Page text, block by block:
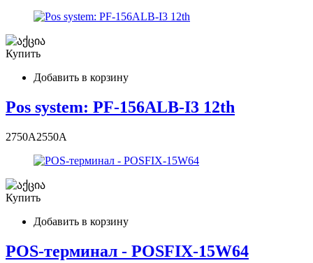
Купить
Добавить в корзину
Pos system: PF-156ALB-I3 12th
2750A2550A
Купить
Добавить в корзину
POS-терминал - POSFIX-15W64